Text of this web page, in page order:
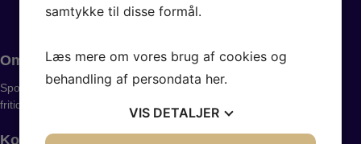
Om PV81
Sportsforening i Vrå, med det formål at fremme idræt og
fritidsaktiviteter i Poulstrup og omegn for alle aldersgrupper.
Kontakt
samtykke til disse formål.
Læs mere om vores brug af cookies og
behandling af persondata her.
VIS DETALJER